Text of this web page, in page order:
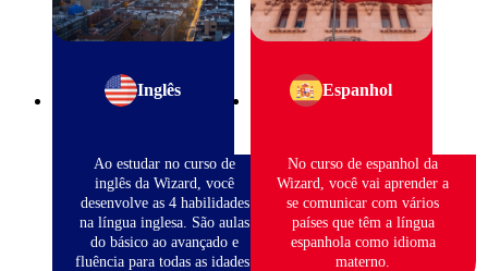
Inglês
Ao estudar no curso de
inglês da Wizard, você
desenvolve as 4 habilidades
na língua inglesa. São aulas
do básico ao avançado e
fluência para todas as idades.
Espanhol
No curso de espanhol da
Wizard, você vai aprender a
se comunicar com vários
países que têm a língua
espanhola como idioma
materno.